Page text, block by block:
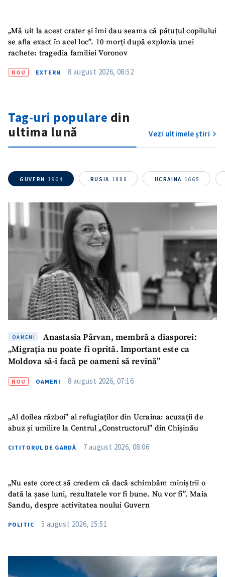
SUSȚINE
„Mă uit la acest crater și îmi dau seama că pătuțul copilului
se afla exact în acel loc”. 10 morți după explozia unei
rachete: tragedia familiei Voronov
NOU EXTERN 8 august 2026, 08:52
Tag-uri populare din
ultima lună
Vezi ultimele știri
GUVERN 1904 RUSIA 1888 UCRAINA 1665
OAMENI
Anastasia Pârvan, membră a diasporei:
„Migrația nu poate fi oprită. Important este ca
Moldova să-i facă pe oameni să revină”
NOU OAMENI 8 august 2026, 07:16
„Al doilea război” al refugiaților din Ucraina: acuzații de
abuz și umilire la Centrul „Constructorul” din Chișinău
CITITORUL DE GARDĂ 7 august 2026, 08:06
„Nu este corect să credem că dacă schimbăm miniștrii o
dată la șase luni, rezultatele vor fi bune. Nu vor fi”. Maia
Sandu, despre activitatea noului Guvern
POLITIC 5 august 2026, 15:51
Nume+ Numele meu
Email+ Emailul meu
Am citit și sunt de
acord cupolitica de
confidențialitate